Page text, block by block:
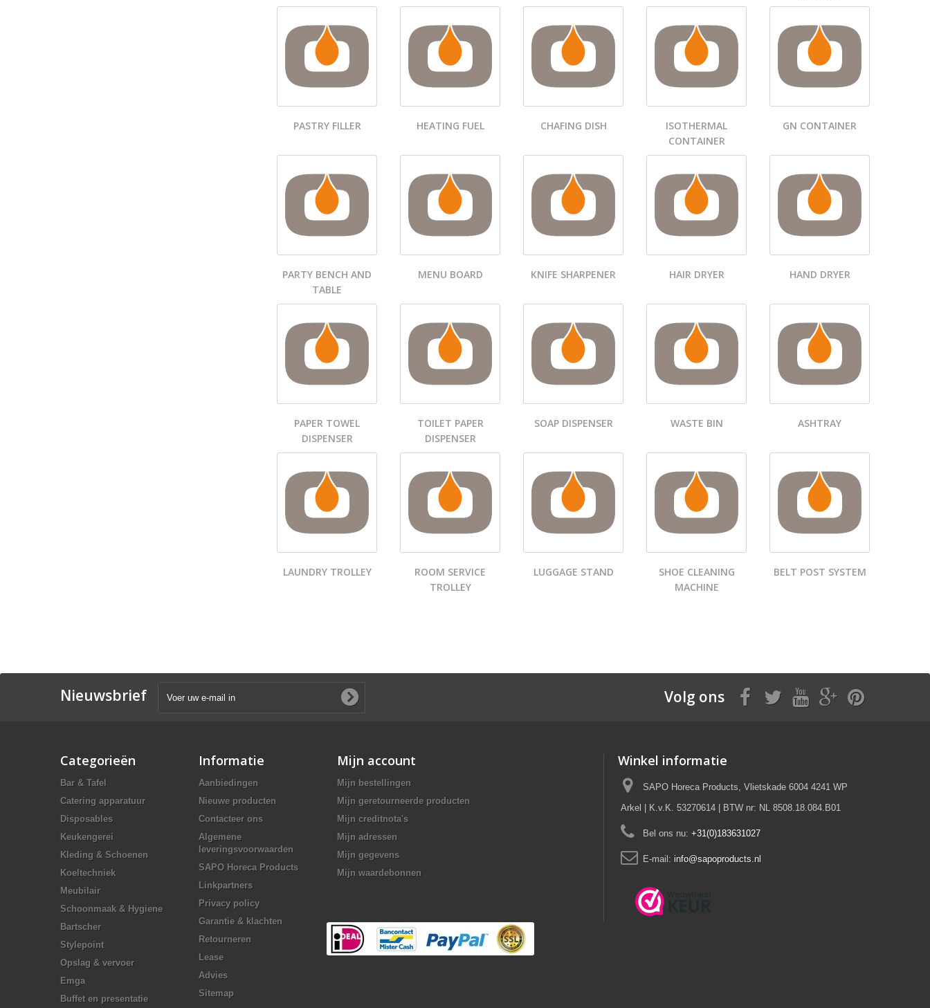
PASTRY FILLER HEATING FUEL CHAFING DISH
ISOTHERMAL
CONTAINER
GN CONTAINER
PARTY BENCH AND
TABLE
MENU BOARD KNIFE SHARPENER HAIR DRYER HAND DRYER
PAPER TOWEL
DISPENSER
TOILET PAPER
DISPENSER
SOAP DISPENSER WASTE BIN ASHTRAY
LAUNDRY TROLLEY
ROOM SERVICE
TROLLEY
LUGGAGE STAND
SHOE CLEANING
MACHINE
BELT POST SYSTEM
Nieuwsbrief Volg ons
Categorieën
Bar & Tafel
Catering apparatuur
Disposables
Keukengerei
Kleding & Schoenen
Koeltechniek
Meubilair
Schoonmaak & Hygiene
Bartscher
Stylepoint
Opslag & vervoer
Emga
Buffet en presentatie
Informatie
Aanbiedingen
Nieuwe producten
Contacteer ons
Algemene
leveringsvoorwaarden
SAPO Horeca Products
Linkpartners
Privacy policy
Garantie & klachten
Retourneren
Lease
Advies
Sitemap
Mijn account
Mijn bestellingen
Mijn geretourneerde producten
Mijn creditnota's
Mijn adressen
Mijn gegevens
Mijn waardebonnen
Winkel informatie
SAPO Horeca Products, Vlietskade 6004 4241 WP
Arkel | K.v.K. 53270614 | BTW nr: NL 8508.18.084.B01
Bel ons nu: +31(0)183631027
E-mail: info@sapoproducts.nl